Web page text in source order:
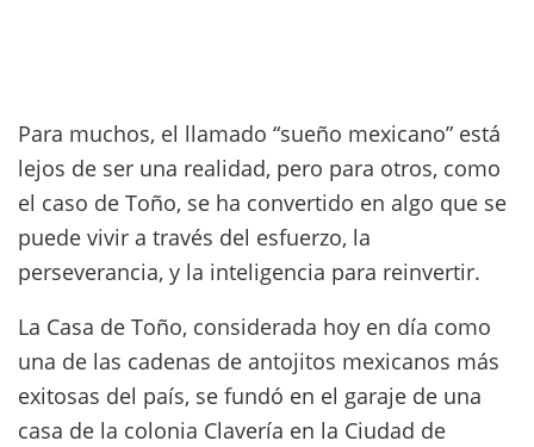
Para muchos, el llamado “sueño mexicano” está
lejos de ser una realidad, pero para otros, como
el caso de Toño, se ha convertido en algo que se
puede vivir a través del esfuerzo, la
perseverancia, y la inteligencia para reinvertir.
La Casa de Toño, considerada hoy en día como
una de las cadenas de antojitos mexicanos más
exitosas del país, se fundó en el garaje de una
casa de la colonia Clavería en la Ciudad de